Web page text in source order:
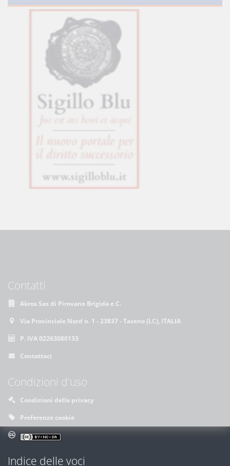
Contatti
Akros Sas di Pirovano Brigida e C.
Via Provinciale Nord n. 1 - 23837 - Taceno (LC), ITALIA
P. IVA 02263080133
Contattaci
Condizioni d'uso
Condizioni della privacy
Preferenze cookie
Indice delle voci